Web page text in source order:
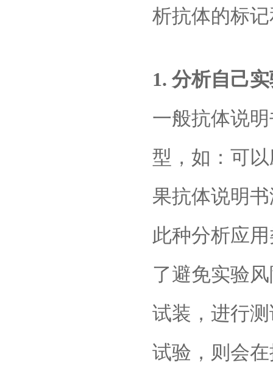
析抗体的标
1. 分析自己
一般抗体说
型，如：可
果抗体说明
此种分析应
了避免实验
试装，进行
试验，则会